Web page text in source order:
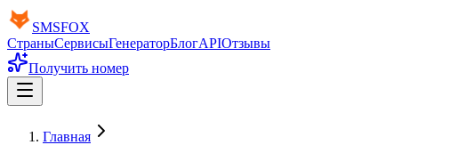
SMSFOX
СтраныСервисыГенераторБлогAPIОтзывы
Получить номер
Главная